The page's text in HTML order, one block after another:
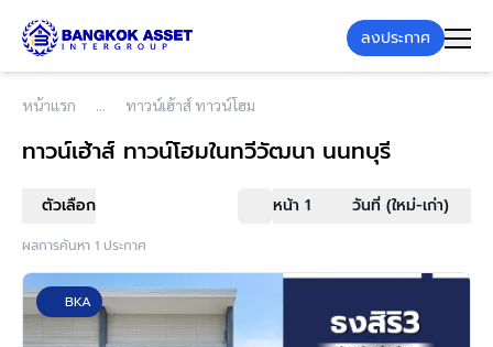
ลงประกาศ
หน้าแรก ทาวน์เฮ้าส์ ทาวน์โฮม
ทาวน์เฮ้าส์ ทาวน์โฮมในทวีวัฒนา นนทบุรี
ตัวเลือก หน้า 1 วันที่ (ใหม่-เก่า)
ผลการค้นหา 1 ประกาศ
BKA